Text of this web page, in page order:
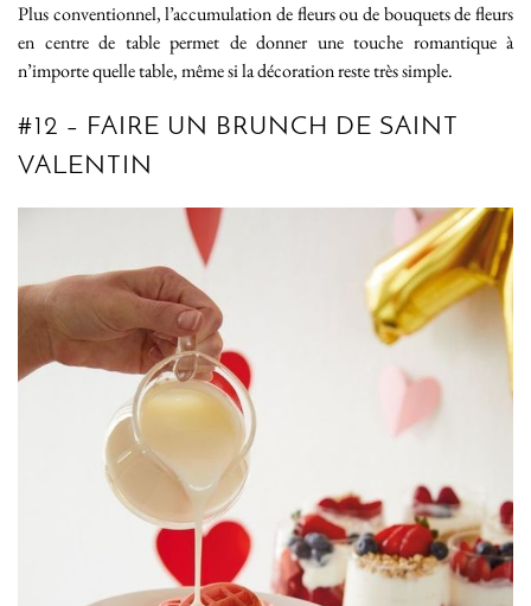
Plus conventionnel, l’accumulation de fleurs ou de bouquets de fleurs
en centre de table permet de donner une touche romantique à
n’importe quelle table, même si la décoration reste très simple.
#12 – FAIRE UN BRUNCH DE SAINT
VALENTIN